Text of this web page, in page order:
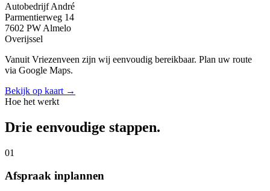
Autobedrijf André
Parmentierweg 14
7602 PW Almelo
Overijssel
Vanuit Vriezenveen zijn wij eenvoudig bereikbaar. Plan uw route
via Google Maps.
Bekijk op kaart →
Hoe het werkt
Drie eenvoudige stappen.
01
Afspraak inplannen